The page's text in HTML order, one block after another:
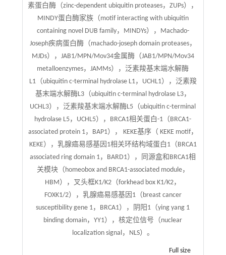
素蛋白酶（zinc-dependent ubiquitin proteases，ZUPs），
MINDY蛋白酶家族（motif interacting with ubiquitin
containing novel DUB family，MINDYs），Machado-
Joseph疾病蛋白酶（machado-joseph domain proteases，
MJDs），JAB1/MPN/Mov34金属酶（JAB1/MPN/Mov34
metalloenzymes，JAMMs），泛素羧基末端水解酶
L1（ubiquitin c-terminal hydrolase L1，UCHL1），泛素羧
基末端水解酶L3（ubiquitin c-terminal hydrolase L3，
UCHL3），泛素羧基末端水解酶L5（ubiquitin c-terminal
hydrolase L5，UCHL5），BRCA1相关蛋白-1（BRCA1-
associated protein 1，BAP1）， KEKE基序（ KEKE motif，
KEKE），乳腺癌易感基因1相关环结构域蛋白1（BRCA1
associated ring domain 1，BARD1），同源盒和BRCA1相
关模块（homeobox and BRCA1-associated module，
HBM），叉头框K1/K2（forkhead box K1/K2，
FOXK1/2），乳腺癌易感基因1（breast cancer
susceptibility gene 1，BRCA1），阴阳1（ying yang 1
binding domain，YY1），核定位信号（nuclear
localization signal，NLS）。
Full size